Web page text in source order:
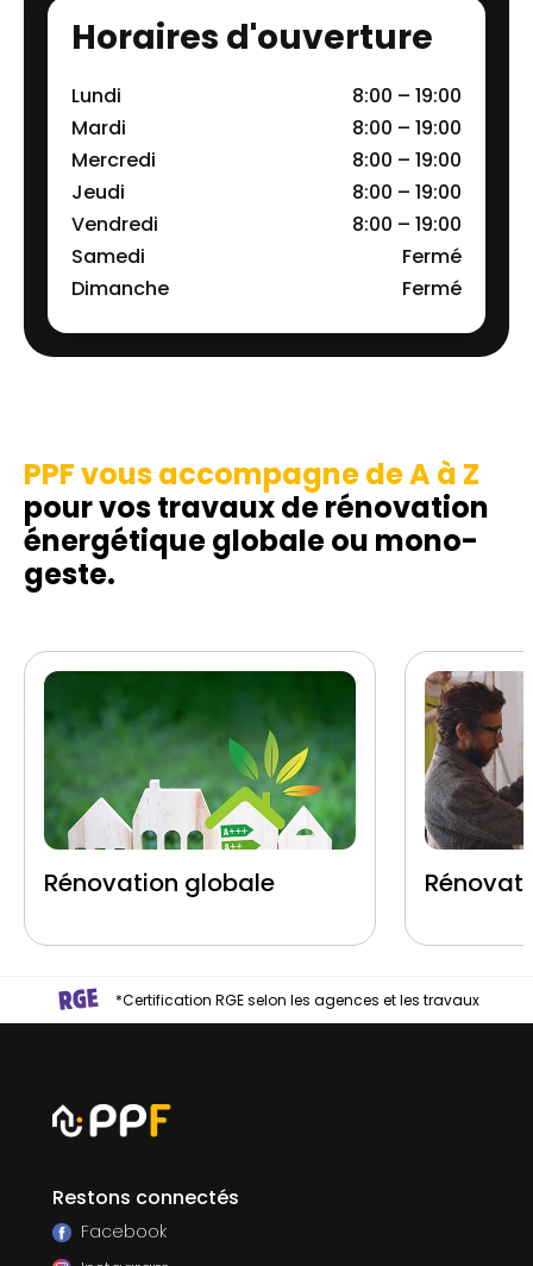
Horaires d'ouverture
Lundi
8:00 – 19:00
Mardi
8:00 – 19:00
Mercredi
8:00 – 19:00
Jeudi
8:00 – 19:00
Vendredi
8:00 – 19:00
Samedi
Fermé
Dimanche
Fermé
PPF vous accompagne de A à Z
pour vos travaux de rénovation
énergétique globale ou mono-
geste.
Rénovation globale
*Certification RGE selon les agences et les travaux
Restons connectés
Facebook